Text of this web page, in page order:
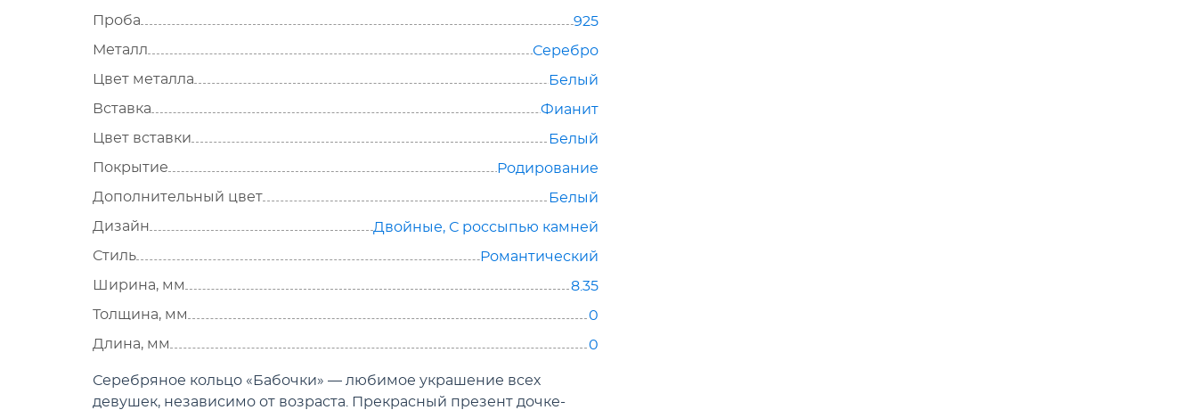
Проба
925
Металл
Серебро
Цвет металла
Белый
Вставка
Фианит
Цвет вставки
Белый
Покрытие
Родирование
Дополнительный цвет
Белый
Дизайн
Двойные, С россыпью камней
Стиль
Романтический
Ширина, мм
8.35
Толщина, мм
0
Длина, мм
0
Серебряное кольцо «Бабочки» — любимое украшение всех
девушек, независимо от возраста. Прекрасный презент дочке-